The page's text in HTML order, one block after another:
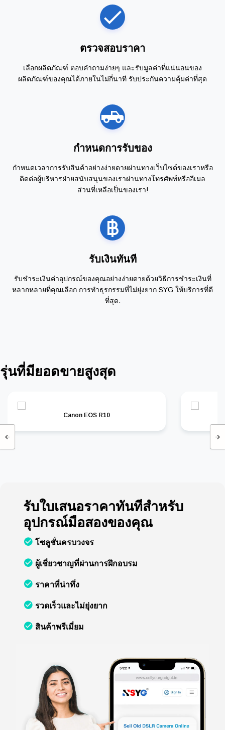
ตรวจสอบราคา
เลือกผลิตภัณฑ์ ตอบคำถามง่ายๆ และรับมูลค่าที่แน่นอนของ
ผลิตภัณฑ์ของคุณได้ภายในไม่กี่นาที รับประกันความคุ้มค่าที่สุด
กำหนดการรับของ
กำหนดเวลาการรับสินค้าอย่างง่ายดายผ่านทางเว็บไซต์ของเราหรือ
ติดต่อผู้บริหารฝ่ายสนับสนุนของเราผ่านทางโทรศัพท์หรืออีเมล
ส่วนที่เหลือเป็นของเรา!
รับเงินทันที
รับชำระเงินค่าอุปกรณ์ของคุณอย่างง่ายดายด้วยวิธีการชำระเงินที่
หลากหลายที่คุณเลือก การทำธุรกรรมที่ไม่ยุ่งยาก SYG ให้บริการที่ดี
ที่สุด.
รุ่นที่มียอดขายสูงสุด
Canon EOS R10
รับใบเสนอราคาทันทีสำหรับ
อุปกรณ์มือสองของคุณ
โซลูชั่นครบวงจร
ผู้เชี่ยวชาญที่ผ่านการฝึกอบรม
ราคาที่น่าทึ่ง
รวดเร็วและไม่ยุ่งยาก
สินค้าพรีเมี่ยม